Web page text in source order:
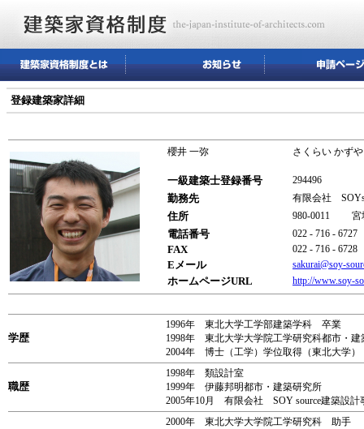
登録建築家詳細
櫻井 一弥 さくらい かずや
一級建築士登録番号 294496
勤務先 有限会社
住所 980-0011 宮
電話番号 022 - 716 - 6727
FAX 022 - 716 - 6728
Eメール sakurai@soy-
ホームページURL http://www.soy-
学歴
1996年 東北大学工学部建築学科 卒業
1998年 東北大学大学院工学研究科都市・
2004年 博士（工学）学位取得（東北大学）
職歴
1998年 類設計室
1999年 伊藤邦明都市・建築研究所
2005年10月 有限会社 SOY source建築設
2000年 東北大学大学院工学研究科 助手